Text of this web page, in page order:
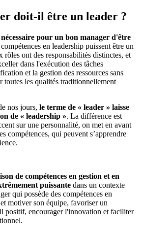
doit-il être un leader ?
pour un bon manager d'être
en leadership puissent être un
rôles ont des responsabilités distinctes, et
dans l'exécution des tâches
et la gestion des ressources sans
toutes les qualités traditionnellement
nos jours, le terme de « leader » laisse
de « leadership ». La différence est
sur une personnalité, on met en avant
compétences, qui peuvent s’apprendre
de compétences en gestion et en
puissante dans un contexte
qui possède des compétences en
motiver son équipe, favoriser un
positif, encourager l'innovation et faciliter